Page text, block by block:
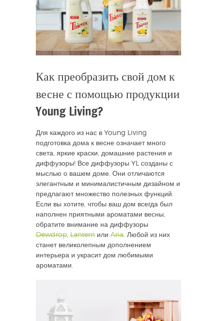
Как преобразить свой дом к
весне с помощью продукции
Young Living?
Для каждого из нас в Young Living
подготовка дома к весне означает много
света, яркие краски, домашние растения и
диффузоры! Все диффузоры YL созданы с
мыслью о вашем доме. Они отличаются
элегантным и минималистичным дизайном и
предлагают множество полезных функций.
Если вы хотите, чтобы ваш дом всегда был
наполнен приятными ароматами весны,
обратите внимание на диффузоры
Dewdrop, Lantern или Aria. Любой из них
станет великолепным дополнением
интерьера и украсит дом любимыми
ароматами.